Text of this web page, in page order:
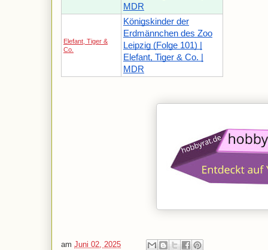
MDR
Elefant, Tiger &
Co.
Königskinder der
Erdmännchen des Zoo
Leipzig (Folge 101) |
Elefant, Tiger & Co. |
MDR
am Juni 02, 2025